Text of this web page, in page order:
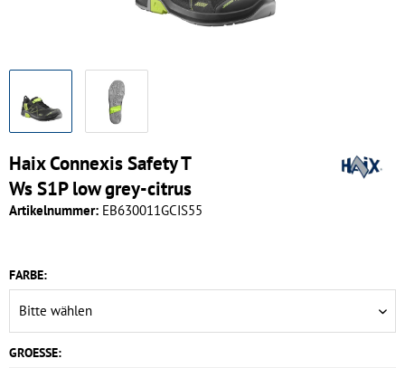
Haix Connexis Safety T
Ws S1P low grey-citrus
Artikelnummer: EB630011GCIS55
FARBE:
GROESSE: